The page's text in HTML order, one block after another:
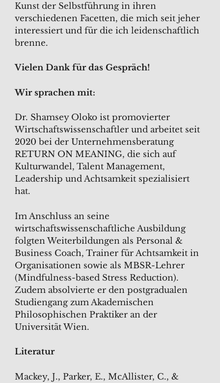
Kunst der Selbstführung in ihren
verschiedenen Facetten, die mich seit jeher
interessiert und für die ich leidenschaftlich
brenne.
Vielen Dank für das Gespräch!
Wir sprachen mit:
Dr. Shamsey Oloko ist promovierter
Wirtschaftswissenschaftler und arbeitet seit
2020 bei der Unternehmensberatung
RETURN ON MEANING, die sich auf
Kulturwandel, Talent Management,
Leadership und Achtsamkeit spezialisiert
hat.
Im Anschluss an seine
wirtschaftswissenschaftliche Ausbildung
folgten Weiterbildungen als Personal &
Business Coach, Trainer für Achtsamkeit in
Organisationen sowie als MBSR-Lehrer
(Mindfulness-based Stress Reduction).
Zudem absolvierte er den postgradualen
Studiengang zum Akademischen
Philosophischen Praktiker an der
Universität Wien.
Literatur
Mackey, J., Parker, E., McAllister, C., &